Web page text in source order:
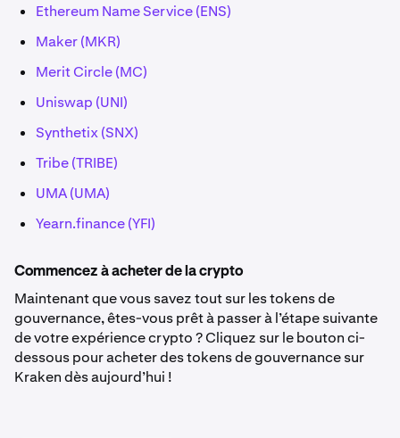
Ethereum Name Service (ENS)
Maker (MKR)
Merit Circle (MC)
Uniswap (UNI)
Synthetix (SNX)
Tribe (TRIBE)
UMA (UMA)
Yearn.finance (YFI)
Commencez à acheter de la crypto
Maintenant que vous savez tout sur les tokens de
gouvernance, êtes-vous prêt à passer à l’étape suivante
de votre expérience crypto ? Cliquez sur le bouton ci-
dessous pour acheter des tokens de gouvernance sur
Kraken dès aujourd’hui !